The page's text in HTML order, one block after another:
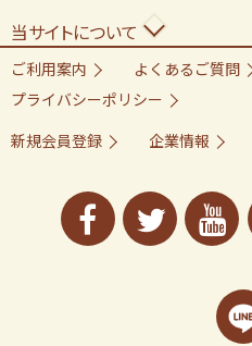
当サイトについて
ご利用案内 よくあるご質問
プライバシーポリシー
新規会員登録
企業情報